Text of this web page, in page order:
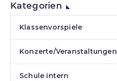
Kategorien
Klassenvorspiele
Konzerte/Veranstaltungen
Schule intern